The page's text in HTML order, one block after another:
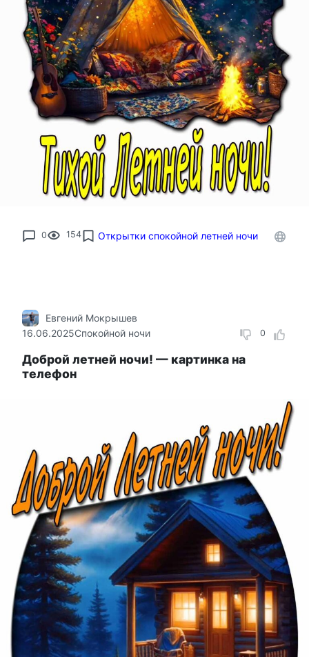
0 154 Открытки спокойной летней ночи
0
Евгений Мокрышев
16.06.2025Спокойной ночи
Доброй летней ночи! — картинка на
телефон